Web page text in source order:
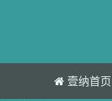
壹纳首页